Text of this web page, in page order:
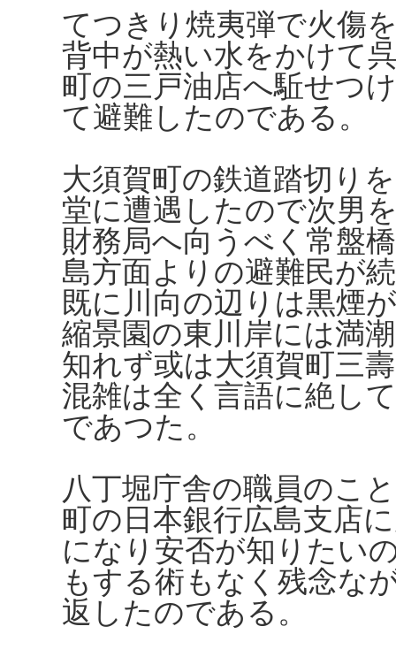
てつきり焼夷弾で火傷
背中が熱い水をかけて
町の三戸油店へ駈せつ
て避難したのである。
大須賀町の鉄道踏切り
堂に遭遇したので次男
財務局へ向うべく常盤
島方面よりの避難民が
既に川向の辺りは黒煙
縮景園の東川岸には満
知れず或は大須賀町三
混雑は全く言語に絶し
であつた。
八丁堀庁舎の職員のこ
町の日本銀行広島支店
になり安否が知りたい
もする術もなく残念な
返したのである。